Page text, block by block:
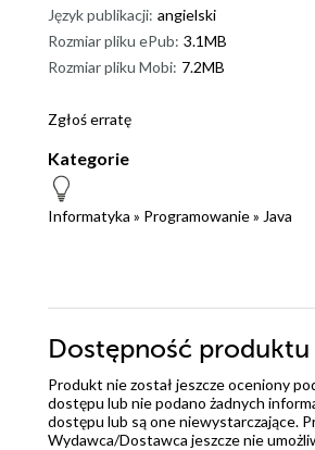
Język publikacji: angielski
Rozmiar pliku ePub: 3.1MB
Rozmiar pliku Mobi: 7.2MB
Zgłoś erratę
Kategorie
Informatyka » Programowanie» Java
Dostępność produktu
Produkt nie został jeszcze oceniony
dostępu lub nie podano żadnych
dostępu lub są one niewystarczające.
Wydawca/Dostawca jeszcze nie